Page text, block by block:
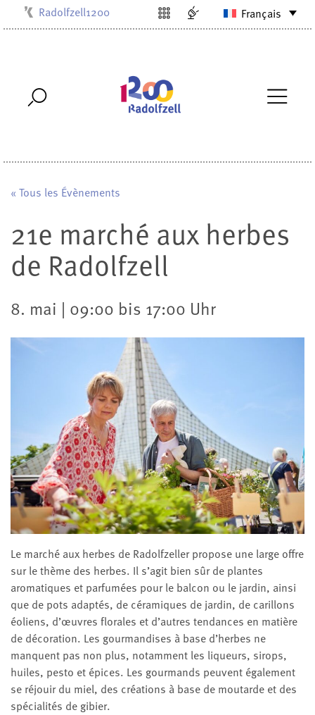
Musikschule
Stadtbibliothek
Villa Bosch
Radolfzell1200 Français
« Tous les Évènements
21e marché aux herbes
de Radolfzell
8. mai | 09:00 bis 17:00 Uhr
Le marché aux herbes de Radolfzeller propose une large offre
sur le thème des herbes. Il s’agit bien sûr de plantes
aromatiques et parfumées pour le balcon ou le jardin, ainsi
que de pots adaptés, de céramiques de jardin, de carillons
éoliens, d’œuvres florales et d’autres tendances en matière
de décoration. Les gourmandises à base d’herbes ne
manquent pas non plus, notamment les liqueurs, sirops,
huiles, pesto et épices. Les gourmands peuvent également
se réjouir du miel, des créations à base de moutarde et des
spécialités de gibier.